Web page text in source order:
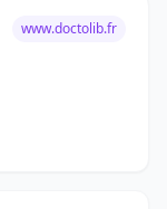
www.doctolib.fr